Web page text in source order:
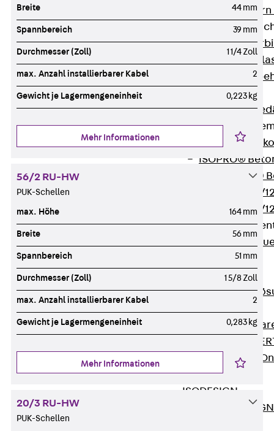
Querkraftdorn
Zurück
Wärmedämmung
Zurück
Zurück
ISOPRO®
ISOPRO® 120
ISOPRO® 80/
ISOPRO® 80/
ISOMUR®
Digitale Lösungen
Zurück Digitale
Zurück
JORDAHL®
JORDAHL® JVB
ISOCHECK
ISODESIGN
FERBOX®-
Breite 44 mm
Spannbereich 39 mm
Durchmesser (Zoll) 1 1/4 Zoll
max. Anzahl installierbarer Kabel 2
Gewicht je Lagermengeneinheit 0,223 kg
Mehr Informationen
56/2 RU-HW
PUK-Schellen
max. Höhe 164 mm
Breite 56 mm
Spannbereich 51 mm
Durchmesser (Zoll) 1 5/8 Zoll
max. Anzahl installierbarer Kabel 2
Gewicht je Lagermengeneinheit 0,283 kg
Mehr Informationen
20/3 RU-HW
PUK-Schellen